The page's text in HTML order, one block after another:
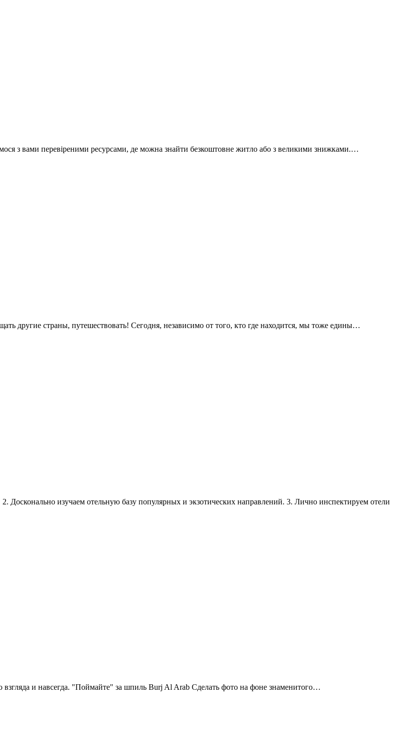
з вами перевіреними ресурсами, де можна знайти безкоштовне житло або з великими знижками.…
другие страны, путешествовать! Сегодня, независимо от того, кто где находится, мы тоже едины…
Досконально изучаем отельную базу популярных и экзотических направлений. 3. Лично инспектируем отели
и навсегда. "Поймайте" за шпиль Burj Al Arab Сделать фото на фоне знаменитого…